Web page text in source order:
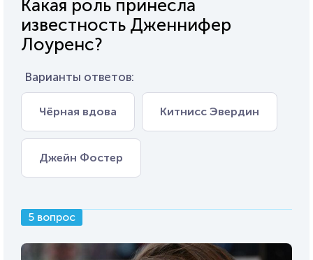
Какая роль принесла
известность Дженнифер
Лоуренс?
Варианты ответов:
Чёрная вдова Китнисс Эвердин
Джейн Фостер
5 вопрос